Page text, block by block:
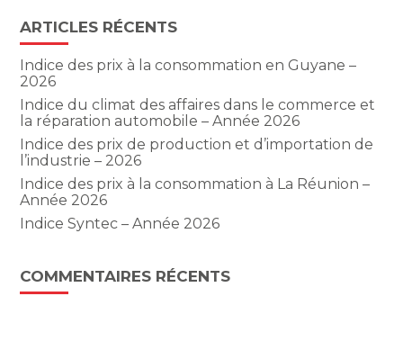
ARTICLES RÉCENTS
Indice des prix à la consommation en Guyane –
2026
Indice du climat des affaires dans le commerce et
la réparation automobile – Année 2026
Indice des prix de production et d’importation de
l’industrie – 2026
Indice des prix à la consommation à La Réunion –
Année 2026
Indice Syntec – Année 2026
COMMENTAIRES RÉCENTS